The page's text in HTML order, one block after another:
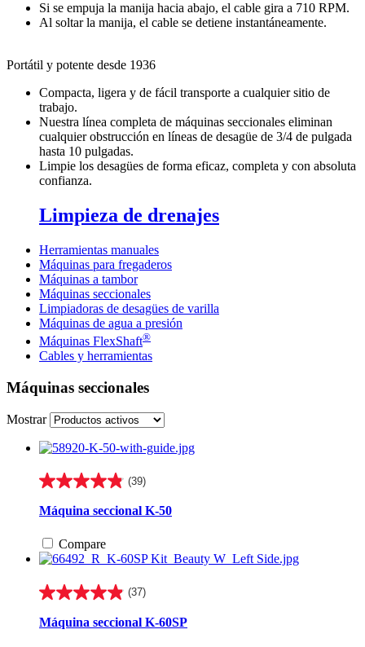
Si se empuja la manija hacia abajo, el cable gira a 710 RPM.
Al soltar la manija, el cable se detiene instantáneamente.
Portátil y potente desde 1936
Compacta, ligera y de fácil transporte a cualquier sitio de
trabajo.
Nuestra línea completa de máquinas seccionales eliminan
cualquier obstrucción en líneas de desagüe de 3/4 de pulgada
hasta 10 pulgadas.
Limpie los desagües de forma eficaz, completa y con absoluta
confianza.
Limpieza de drenajes
Herramientas manuales
Máquinas para fregaderos
Máquinas a tambor
Máquinas seccionales
Limpiadoras de desagües de varilla
Máquinas de agua a presión
Máquinas FlexShaft®
Cables y herramientas
Máquinas seccionales
Mostrar
(39)
4.9
5
39
reseñas
Máquina seccional K-50
Compare
(37)
4.9
5
Máquina seccional K-60SP